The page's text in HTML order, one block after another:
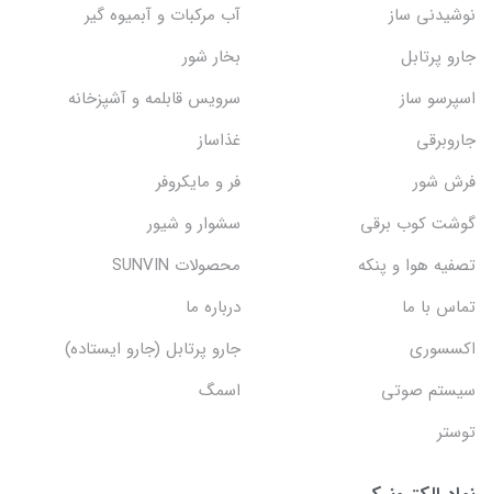
نوشیدنی ساز
آب مرکبات و آبمیوه گیر
جارو پرتابل
بخار شور
اسپرسو ساز
سرویس قابلمه و آشپزخانه
جاروبرقی
غذاساز
فرش شور
فر و مایکروفر
گوشت کوب برقی
سشوار و شیور
تصفیه هوا و پنکه
محصولات SUNVIN
تماس با ما
درباره ما
اکسسوری
جارو پرتابل (جارو ایستاده)
سیستم صوتی
اسمگ
توستر